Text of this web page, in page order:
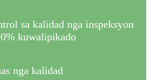
sa kalidad nga inspeksyon
kuwalipikado
nga kalidad